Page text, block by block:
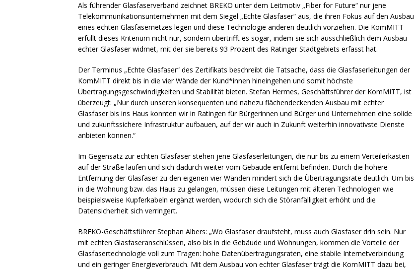
Als führender Glasfaserverband zeichnet BREKO unter dem Leitmotiv „Fiber for Future“ nur jene
Telekommunikationsunternehmen mit dem Siegel „Echte Glasfaser“ aus, die ihren Fokus auf den Ausbau
eines echten Glasfasernetzes legen und diese Technologie anderen deutlich vorziehen. Die KomMITT
erfüllt dieses Kriterium nicht nur, sondern übertrifft es sogar, indem sie sich ausschließlich dem Ausbau
echter Glasfaser widmet, mit der sie bereits 93 Prozent des Ratinger Stadtgebiets erfasst hat.
Der Terminus „Echte Glasfaser“ des Zertifikats beschreibt die Tatsache, dass die Glasfaserleitungen der
KomMITT direkt bis in die vier Wände der Kund*innen hineingehen und somit höchste
Übertragungsgeschwindigkeiten und Stabilität bieten. Stefan Hermes, Geschäftsführer der KomMITT, ist
überzeugt: „Nur durch unseren konsequenten und nahezu flächendeckenden Ausbau mit echter
Glasfaser bis ins Haus konnten wir in Ratingen für Bürgerinnen und Bürger und Unternehmen eine solide
und zukunftssichere Infrastruktur aufbauen, auf der wir auch in Zukunft weiterhin innovativste Dienste
anbieten können.“
Im Gegensatz zur echten Glasfaser stehen jene Glasfaserleitungen, die nur bis zu einem Verteilerkasten
auf der Straße laufen und sich dadurch weiter vom Gebäude entfernt befinden. Durch die höhere
Entfernung der Glasfaser zu den eigenen vier Wänden mindert sich die Übertragungsrate deutlich. Um bis
in die Wohnung bzw. das Haus zu gelangen, müssen diese Leitungen mit älteren Technologien wie
beispielsweise Kupferkabeln ergänzt werden, wodurch sich die Störanfälligkeit erhöht und die
Datensicherheit sich verringert.
BREKO-Geschäftsführer Stephan Albers: „Wo Glasfaser draufsteht, muss auch Glasfaser drin sein. Nur
mit echten Glasfaseranschlüssen, also bis in die Gebäude und Wohnungen, kommen die Vorteile der
Glasfasertechnologie voll zum Tragen: hohe Datenübertragungsraten, eine stabile Internetverbindung
und ein geringer Energieverbrauch. Mit dem Ausbau von echter Glasfaser trägt die KomMITT dazu bei,